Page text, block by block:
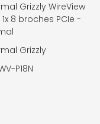
Grizzly WireView
1x 8 broches PCIe -
Grizzly
P18N